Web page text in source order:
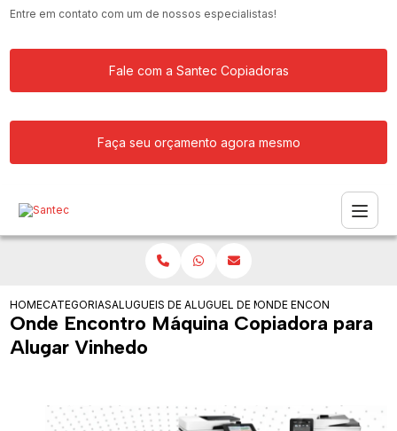
Entre em contato com um de nossos especialistas!
Fale com a Santec Copiadoras
Faça seu orçamento agora mesmo
HOMECATEGORIASALUGUEIS DE COPIADORASALUGUEL DE MAQUINA COPIADORA
ONDE ENCONTRO
Onde Encontro Máquina Copiadora para
Alugar Vinhedo